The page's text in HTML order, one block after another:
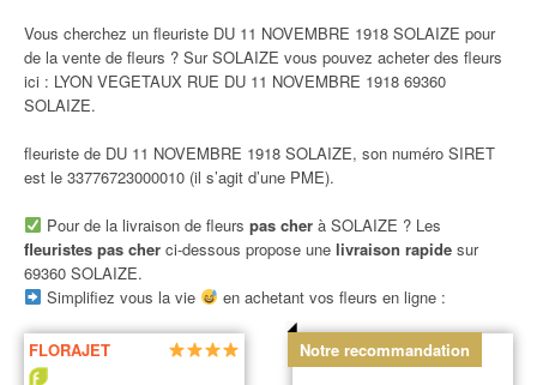
Vous cherchez un fleuriste DU 11 NOVEMBRE 1918 SOLAIZE pour
de la vente de fleurs ? Sur SOLAIZE vous pouvez acheter des fleurs
ici : LYON VEGETAUX RUE DU 11 NOVEMBRE 1918 69360
SOLAIZE.
fleuriste de DU 11 NOVEMBRE 1918 SOLAIZE, son numéro SIRET
est le 33776723000010 (il s’agit d’une PME).
Pour de la livraison de fleurs pas cherà SOLAIZE ? Les
fleuristes pas cher ci-dessous propose une livraison rapide sur
69360 SOLAIZE.
Simplifiez vous la vie
en achetant vos fleurs en ligne :
FLORAJET Notre recommandation